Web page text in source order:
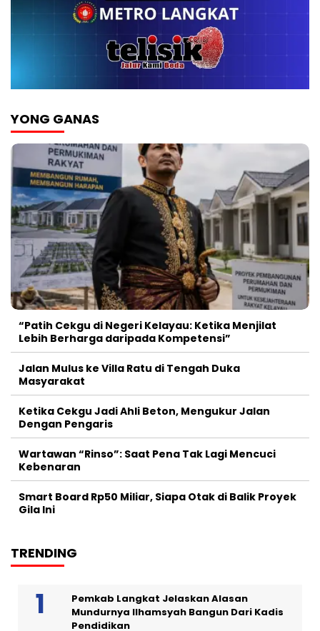
YONG GANAS
“Patih Cekgu di Negeri Kelayau: Ketika Menjilat
Lebih Berharga daripada Kompetensi”
Jalan Mulus ke Villa Ratu di Tengah Duka
Masyarakat
Ketika Cekgu Jadi Ahli Beton, Mengukur Jalan
Dengan Pengaris
Wartawan “Rinso”: Saat Pena Tak Lagi Mencuci
Kebenaran
Smart Board Rp50 Miliar, Siapa Otak di Balik Proyek
Gila Ini
TRENDING
Pemkab Langkat Jelaskan Alasan
Mundurnya Ilhamsyah Bangun Dari Kadis
Pendidikan